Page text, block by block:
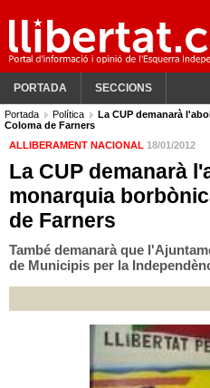
PORTADA SECCIONS
Portada Política
La CUP demanarà
Coloma de Farners
ALLIBERAMENT NACIONAL 18/01/2012
La CUP demanarà
monarquia
de Farners
També demanarà que
de Municipis per la